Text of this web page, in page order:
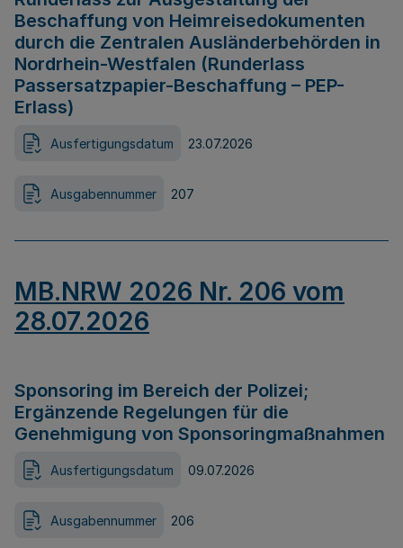
Beschaffung von Heimreisedokumenten
durch die Zentralen Ausländerbehörden in
Nordrhein-Westfalen (Runderlass
Passersatzpapier-Beschaffung – PEP-
Erlass)
Ausfertigungsdatum 23.07.2026
Ausgabennummer 207
MB.NRW 2026 Nr. 206 vom
28.07.2026
Sponsoring im Bereich der Polizei;
Ergänzende Regelungen für die
Genehmigung von Sponsoringmaßnahmen
Ausfertigungsdatum 09.07.2026
Ausgabennummer 206